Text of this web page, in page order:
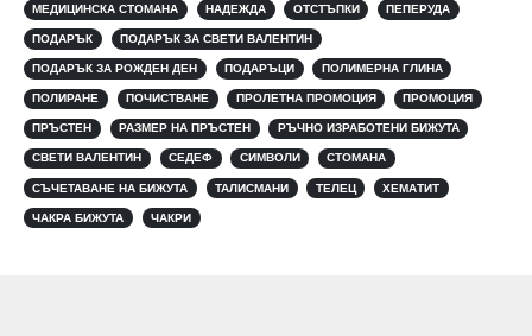
МЕДИЦИНСКА СТОМАНА НАДЕЖДА ОТСТЪПКИ ПЕПЕРУДА
ПОДАРЪК ПОДАРЪК ЗА СВЕТИ ВАЛЕНТИН
ПОДАРЪК ЗА РОЖДЕН ДЕН ПОДАРЪЦИ ПОЛИМЕРНА ГЛИНА
ПОЛИРАНЕ ПОЧИСТВАНЕ ПРОЛЕТНА ПРОМОЦИЯ ПРОМОЦИЯ
ПРЪСТЕН РАЗМЕР НА ПРЪСТЕН РЪЧНО ИЗРАБОТЕНИ БИЖУТА
СВЕТИ ВАЛЕНТИН СЕДЕФ СИМВОЛИ СТОМАНА
СЪЧЕТАВАНЕ НА БИЖУТА ТАЛИСМАНИ ТЕЛЕЦ ХЕМАТИТ
ЧАКРА БИЖУТА ЧАКРИ